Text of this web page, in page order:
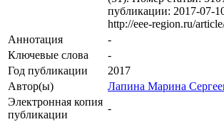
публикации: 2017-07-
http://eee-region.ru/
Аннотация
-
Ключевые cлова
-
Год публикации
2017
Автор(ы)
Лапина Марина
Электронная копия
публикации
-